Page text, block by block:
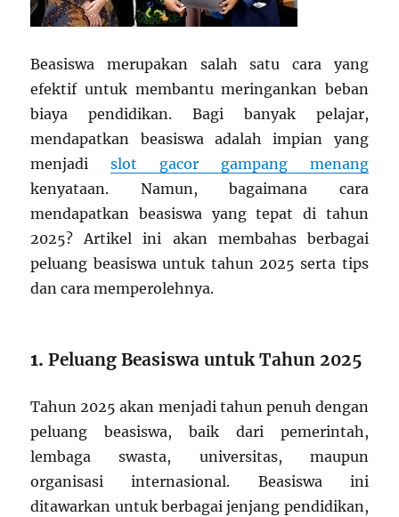
Beasiswa merupakan salah satu cara yang
efektif untuk membantu meringankan beban
biaya pendidikan. Bagi banyak pelajar,
mendapatkan beasiswa adalah impian yang
menjadislot gacor gampang menang
kenyataan. Namun, bagaimana cara
mendapatkan beasiswa yang tepat di tahun
2025? Artikel ini akan membahas berbagai
peluang beasiswa untuk tahun 2025 serta tips
dan cara memperolehnya.
1.Peluang Beasiswa untuk Tahun 2025
Tahun 2025 akan menjadi tahun penuh dengan
peluang beasiswa, baik dari pemerintah,
lembaga swasta, universitas, maupun
organisasi internasional. Beasiswa ini
ditawarkan untuk berbagai jenjang pendidikan,